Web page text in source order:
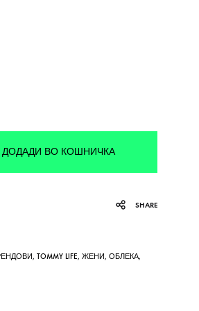
ДОДАДИ ВО КОШНИЧКА
SHARE
, TOMMY LIFE, ЖЕНИ, ОБЛЕКА,